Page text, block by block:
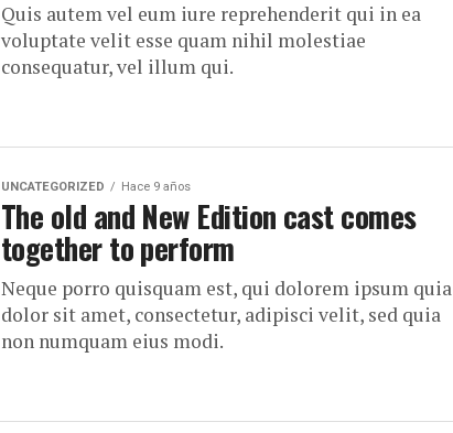
Quis autem vel eum iure reprehenderit qui in ea
voluptate velit esse quam nihil molestiae
consequatur, vel illum qui.
UNCATEGORIZED Hace 9 años
The old and New Edition cast comes
together to perform
Neque porro quisquam est, qui dolorem ipsum quia
dolor sit amet, consectetur, adipisci velit, sed quia
non numquam eius modi.